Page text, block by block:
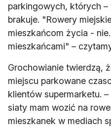
parkingowych, których –
brakuje. "Rowery
mieszkańcom życia -
mieszkańcami" –
Grochowianie twierdzą,
miejscu parkowane
klientów supermarketu.
siaty mam wozić na
mieszkanek w mediach